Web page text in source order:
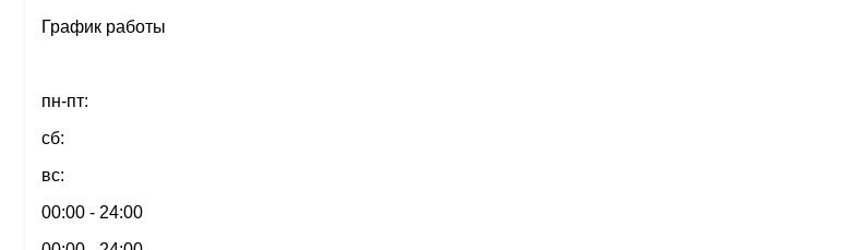
График работы
пн-пт:
сб:
вс:
00:00 - 24:00